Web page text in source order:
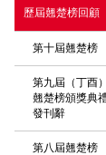
歷屆翹楚榜回顧
第十屆翹楚榜
第九屆（丁酉
翹楚榜頒獎典
發刊辭
第八屆翹楚榜